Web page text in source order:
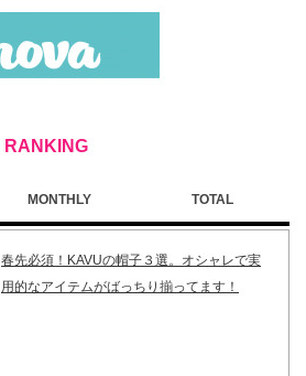
MONTHLY TOTAL
春先必須！KAVUの帽子３選。オシャレで実
用的なアイテムがばっちり揃ってます！